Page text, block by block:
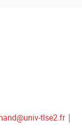
tlse2.fr|